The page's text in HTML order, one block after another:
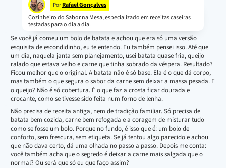
Por Rafael Gonçalves
Cozinheiro do Sabor na Mesa, especializado em receitas caseiras
testadas para o dia a dia.
Se você já comeu um bolo de batata e achou que era só uma versão
esquisita de escondidinho, eu te entendo. Eu também pensei isso. Até que
um dia, naquela janta sem planejamento, usei batata quase fria, queijo
ralado que estava velho e carne que tinha sobrado da véspera. Resultado?
Ficou melhor que o original. A batata não é só base. Ela é o que dá corpo,
mas também o que segura o sabor da carne sem deixar a massa pesada. E
o queijo? Não é só cobertura. É o que faz a crosta ficar dourada e
crocante, como se tivesse sido feita num forno de lenha.
Não precisa de receita antiga, nem de tradição familiar. Só precisa de
batata bem cozida, carne bem refogada e a coragem de misturar tudo
como se fosse um bolo. Porque no fundo, é isso que é: um bolo de
conforto, sem frescura, sem etiqueta. Se já tentou algo parecido e achou
que não dava certo, dá uma olhada no passo a passo. Depois me conta:
você também acha que o segredo é deixar a carne mais salgada que o
normal? Ou será que só eu que faço assim?